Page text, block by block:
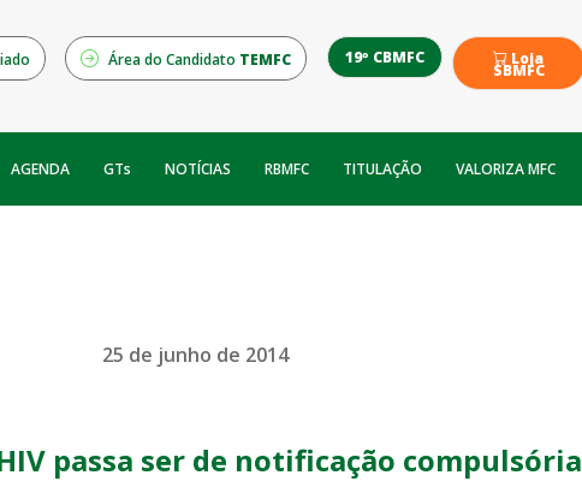
Área do Candidato TEMFC 19º CBMFC Loja
SBMFC
AGENDA GTs NOTÍCIAS RBMFC TITULAÇÃO VALORIZA MFC
25 de junho de 2014
passa ser de notificação compulsória